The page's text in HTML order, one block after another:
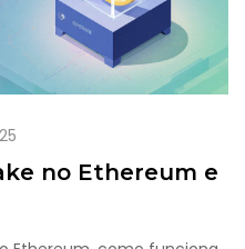
no Ethereum e